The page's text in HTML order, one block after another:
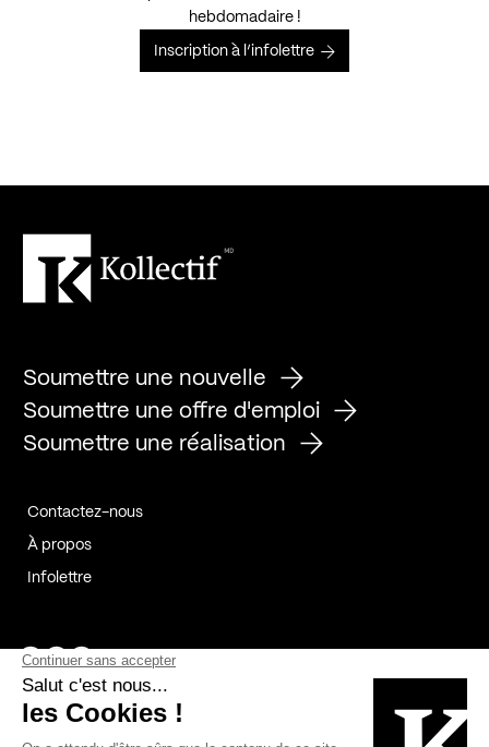
hebdomadaire !
Inscription à l’infolettre
Soumettre une nouvelle
Soumettre une offre d'emploi
Soumettre une réalisation
Contactez-nous
À propos
Infolettre
Page Facebook de Kollectif
Page Instagram de Kollectif
Page Linkedin de Kollectif